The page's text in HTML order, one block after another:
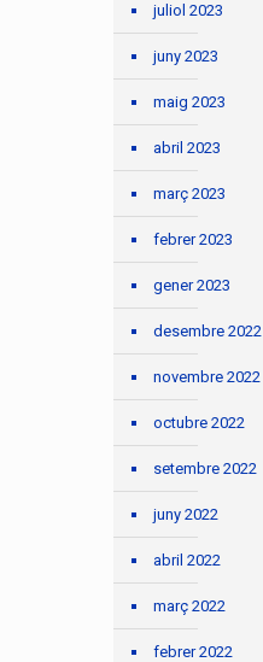
juliol 2023
juny 2023
maig 2023
abril 2023
març 2023
febrer 2023
gener 2023
desembre 2022
novembre 2022
octubre 2022
setembre 2022
juny 2022
abril 2022
març 2022
febrer 2022